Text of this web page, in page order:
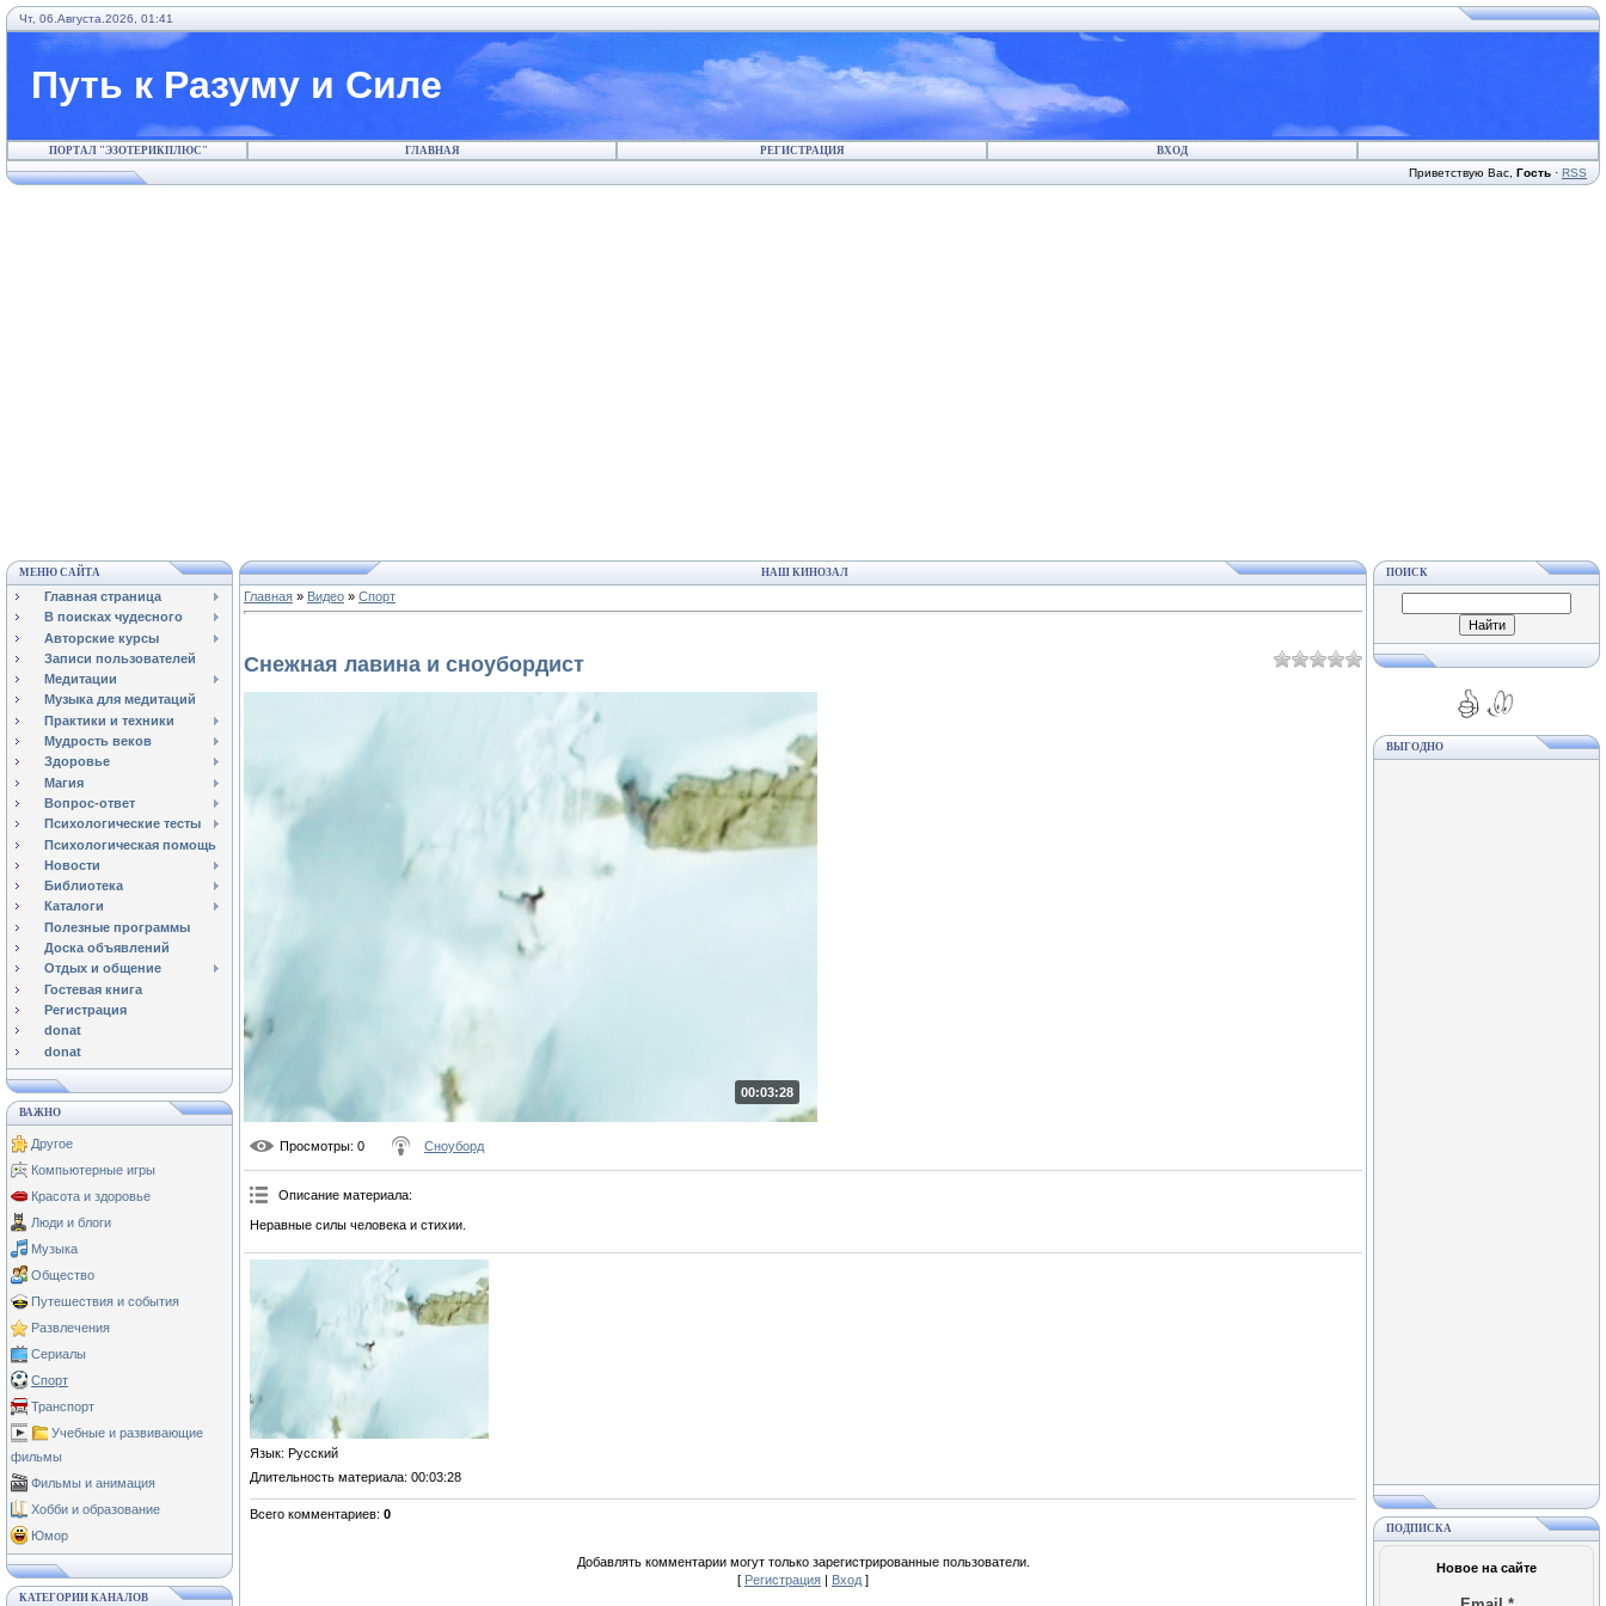
Чт, 06.Августа.2026, 01:41
Путь к Разуму и Силе
ПОРТАЛ "ЭЗОТЕРИКПЛЮС" ГЛАВНАЯ РЕГИСТРАЦИЯ ВХОД
Приветствую Вас Гость · RSS
МЕНЮ САЙТА
Главная страница
В поисках чудесного
Авторские курсы
Записи пользователей
Медитации
Музыка для медитаций
Практики и техники
Мудрость веков
Здоровье
Магия
Вопрос-ответ
Психологические тесты
Психологическая помощь
Новости
Библиотека
Каталоги
Полезные программы
Доска объявлений
Отдых и общение
Гостевая книга
Регистрация
donat
donat
ВАЖНО
Другое
Компьютерные игры
Красота и здоровье
Люди и блоги
Музыка
Общество
Путешествия и события
Развлечения
Сериалы
Спорт
Транспорт
Учебные и развивающие
фильмы
Фильмы и анимация
Хобби и образование
Юмор
КАТЕГОРИИ КАНАЛОВ
НАШ КИНОЗАЛ
Главная » Видео » Спорт
Снежная лавина и сноубордист
00:03:28
Просмотры: 0 Сноуборд
Описание материала:
Неравные силы человека и стихии.
Язык: Русский
Длительность материала: 00:03:28
Всего комментариев: 0
Добавлять комментарии могут только зарегистрированные пользователи.
[ Регистрация | Вход ]
ПОИСК
ВЫГОДНО
ПОДПИСКА
Новое на сайте